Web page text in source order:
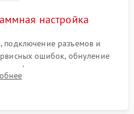
настройка
подключение разъемов и
ошибок, обнуление
или узла переноса,
калибровка аппарата.